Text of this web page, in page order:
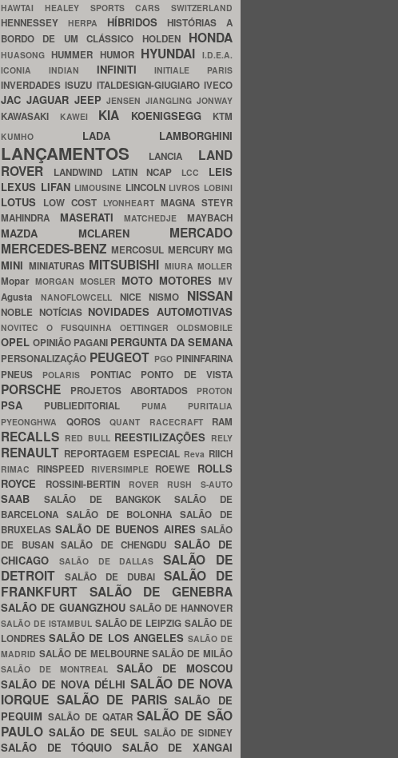
HAWTAI HEALEY SPORTS CARS SWITZERLAND
HENNESSEY HERPA HÍBRIDOSHISTÓRIAS A
BORDO DE UM CLÁSSICO HOLDEN HONDA
HUASONGHUMMER HUMOR HYUNDAI I.D.E.A.
ICONIA INDIAN INFINITIINITIALE PARIS
INVERDADESISUZU ITALDESIGN-GIUGIAROIVECO
JAC JAGUAR JEEPJENSENJIANGLINGJONWAY
KAWASAKI KAWEI KIA KOENIGSEGG KTM
KUMHO LADA LAMBORGHINI
LANÇAMENTOS LANCIA LAND
ROVER
LANDWIND LATIN NCAP LCC LEIS
LEXUS LIFAN LIMOUSINE LINCOLN LIVROS LOBINI
LOTUS LOW COST LYONHEART MAGNA STEYR
MAHINDRA MASERATIMATCHEDJEMAYBACH
MAZDA MCLAREN MERCADO
MERCEDES-BENZMERCOSUL MERCURYMG
MINI MINIATURAS MITSUBISHI MIURA MOLLER
Mopar MORGAN MOSLER MOTO MOTORES MV
Agusta NANOFLOWCELL NICENISMO NISSAN
NOBLE NOTÍCIAS NOVIDADES AUTOMOTIVAS
NOVITEC O FUSQUINHA OETTINGER OLDSMOBILE
OPEL OPINIÃO PAGANI PERGUNTA DA SEMANA
PERSONALIZAÇÃO PEUGEOT PGO PININFARINA
PNEUS
POLARIS PONTIAC PONTO DE VISTA
PORSCHE PROJETOS ABORTADOS PROTON
PSA PUBLIEDITORIAL PUMA PURITALIA
PYEONGHWA QOROS QUANT RACECRAFT RAM
RECALLS RED BULL REESTILIZAÇÕES RELY
RENAULT REPORTAGEM ESPECIAL Reva RIICH
RIMAC RINSPEED RIVERSIMPLE ROEWE ROLLS
ROYCE
ROSSINI-BERTIN ROVER RUSH S-AUTO
SAAB SALÃO DE BANGKOKSALÃO DE
BARCELONA SALÃO DE BOLONHASALÃO DE
BRUXELAS SALÃO DE BUENOS AIRES SALÃO
DE BUSAN SALÃO DE CHENGDU SALÃO DE
CHICAGO
SALÃO DE DALLASSALÃO DE
DETROIT
SALÃO DE DUBAI SALÃO DE
FRANKFURT SALÃO DE GENEBRA
SALÃO DE GUANGZHOU SALÃO DE HANNOVER
SALÃO DE ISTAMBUL SALÃO DE LEIPZIGSALÃO DE
LONDRESSALÃO DE LOS ANGELES SALÃO DE
MADRID SALÃO DE MELBOURNESALÃO DE MILÃO
SALÃO DE MONTREAL SALÃO DE MOSCOU
SALÃO DE NOVA DÉLHI SALÃO DE NOVA
IORQUE SALÃO DE PARISSALÃO DE
PEQUIM SALÃO DE QATARSALÃO DE SÃO
PAULO SALÃO DE SEUL SALÃO DE SIDNEY
SALÃO DE TÓQUIO SALÃO DE XANGAI